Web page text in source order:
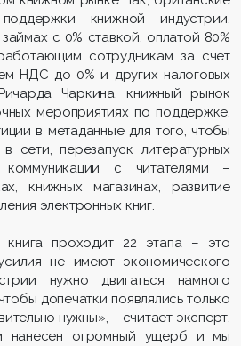
книжной индустрии,
с 0% ставкой, оплатой 80%
сотрудникам за счет
НДС до 0% и других налоговых
Чаркина, книжный рынок
мероприятиях по поддержке,
в метаданные для того, чтобы
сети, перезапуск литературных
коммуникации с читателями –
книжных магазинах, развитие
электронных книг.
проходит 22 этапа – это
не имеют экономического
нужно двигаться намного
допечатки появлялись только
нужны», – считает эксперт.
нанесен огромный ущерб и мы